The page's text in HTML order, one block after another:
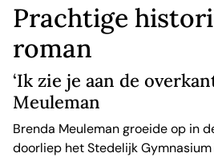
Prachtige
roman
‘Ik zie je aan de
Meuleman
Brenda Meuleman groeide op in
doorliep het Stedelijk